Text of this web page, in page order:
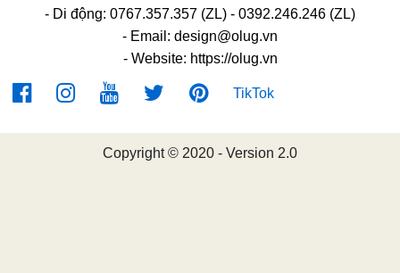
- Di động: 0767.357.357 (ZL) - 0392.246.246 (ZL)
- Email: design@olug.vn
- Website: https://olug.vn
TikTok
Copyright © 2020 - Version 2.0